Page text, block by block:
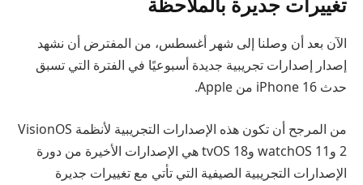
الآن بعد أن وصلنا إلى شهر أغسطس، من المفترض أن نشهد
إصدار إصدارات تجريبية جديدة أسبوعيًا في الفترة التي تسبق
حدث iPhone 16 من Apple.
من المرجح أن تكون هذه الإصدارات التجريبية لأنظمة VisionOS
2 وwatchOS 11 وtvOS 18 هي الإصدارات الأخيرة من دورة
الإصدارات التجريبية الصيفية التي تأتي مع تغييرات جديرة